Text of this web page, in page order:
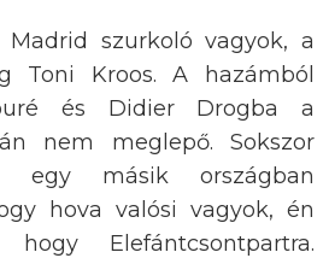
szurkoló vagyok, a
Toni Kroos. A hazámból
és Didier Drogba a
nem meglepő. Sokszor
egy másik országban
hova valósi vagyok, én
Elefántcsontpartra.